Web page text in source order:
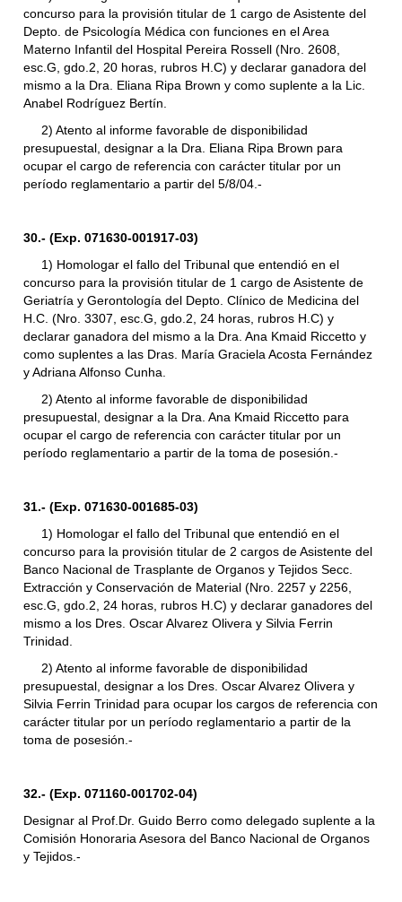
concurso para la provisión titular de 1 cargo de Asistente del
Depto. de Psicología Médica con funciones en el Area
Materno Infantil del Hospital Pereira Rossell (Nro. 2608,
esc.G, gdo.2, 20 horas, rubros H.C) y declarar ganadora del
mismo a la Dra. Eliana Ripa Brown y como suplente a la Lic.
Anabel Rodríguez Bertín.
2) Atento al informe favorable de disponibilidad
presupuestal, designar a la Dra. Eliana Ripa Brown para
ocupar el cargo de referencia con carácter titular por un
período reglamentario a partir del 5/8/04.-
30.- (Exp. 071630-001917-03)
1) Homologar el fallo del Tribunal que entendió en el
concurso para la provisión titular de 1 cargo de Asistente de
Geriatría y Gerontología del Depto. Clínico de Medicina del
H.C. (Nro. 3307, esc.G, gdo.2, 24 horas, rubros H.C) y
declarar ganadora del mismo a la Dra. Ana Kmaid Riccetto y
como suplentes a las Dras. María Graciela Acosta Fernández
y Adriana Alfonso Cunha.
2) Atento al informe favorable de disponibilidad
presupuestal, designar a la Dra. Ana Kmaid Riccetto para
ocupar el cargo de referencia con carácter titular por un
período reglamentario a partir de la toma de posesión.-
31.- (Exp. 071630-001685-03)
1) Homologar el fallo del Tribunal que entendió en el
concurso para la provisión titular de 2 cargos de Asistente del
Banco Nacional de Trasplante de Organos y Tejidos Secc.
Extracción y Conservación de Material (Nro. 2257 y 2256,
esc.G, gdo.2, 24 horas, rubros H.C) y declarar ganadores del
mismo a los Dres. Oscar Alvarez Olivera y Silvia Ferrin
Trinidad.
2) Atento al informe favorable de disponibilidad
presupuestal, designar a los Dres. Oscar Alvarez Olivera y
Silvia Ferrin Trinidad para ocupar los cargos de referencia con
carácter titular por un período reglamentario a partir de la
toma de posesión.-
32.- (Exp. 071160-001702-04)
Designar al Prof.Dr. Guido Berro como delegado suplente a la
Comisión Honoraria Asesora del Banco Nacional de Organos
y Tejidos.-